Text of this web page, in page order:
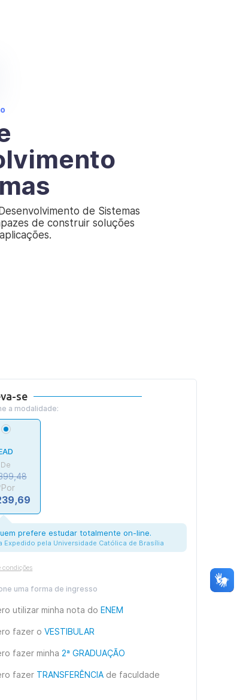
de Sistemas
de construir soluções
se
a modalidade:
De
prefere estudar totalmente on-line.
Expedido pela Universidade Católica de Brasília
condições
uma forma de ingresso
utilizar minha nota doENEM
fazer oVESTIBULAR
fazer minha 2ª GRADUAÇÃO
fazer TRANSFERÊNCIA de faculdade